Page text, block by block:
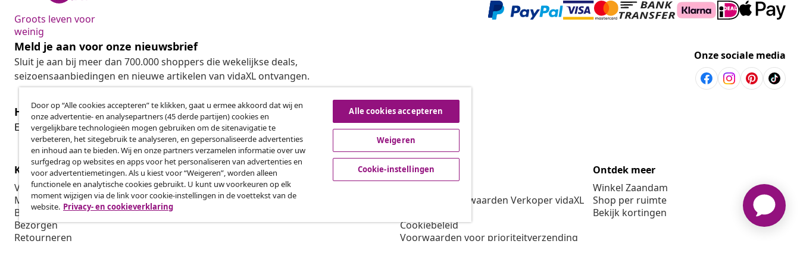
Groots leven voor
weinig
Meld je aan voor onze nieuwsbrief
Sluit je aan bij meer dan 700.000 shoppers die wekelijkse deals,
seizoensaanbiedingen en nieuwe artikelen van vidaXL ontvangen.
Onze sociale media
Herroeping van de overeenkomst
Een annulering voor je bestelling indienen
Herroeping van de overeenkomst
Klantenservice
Volg je bestelling
Mijn account
Betalen
Bezorgen
Retourneren
Zakelijk
Affiliateprogramma
Produceren voor vidaXL
vidaXL
Algemene voorwaarden Verkoper vidaXL
Cookiebeleid
Voorwaarden voor prioriteitverzending
Ontdek meer
Winkel Zaandam
Shop per ruimte
Bekijk kortingen
Door op “Alle cookies accepteren” te klikken, gaat u ermee akkoord dat wij en
onze advertentie- en analysepartners (45 derde partijen) cookies en
vergelijkbare technologieën mogen gebruiken om de sitenavigatie te
verbeteren, het sitegebruik te analyseren, en gepersonaliseerde advertenties
en inhoud aan te bieden. Wij en onze partners verzamelen informatie over uw
surfgedrag op websites en apps voor het personaliseren van advertenties en
voor advertentiemetingen. Als u kiest voor “Weigeren”, worden alleen
functionele en analytische cookies gebruikt. U kunt uw voorkeuren op elk
moment wijzigen via de link voor cookie-instellingen in de voettekst van de
website. Privacy- en cookieverklaring
Alle cookies accepteren
Weigeren
Cookie-instellingen